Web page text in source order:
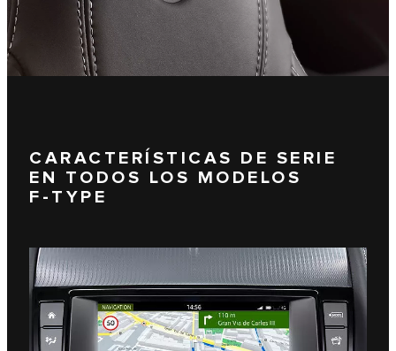
CARACTERÍSTICAS DE SERIE
EN TODOS LOS MODELOS
F‑TYPE